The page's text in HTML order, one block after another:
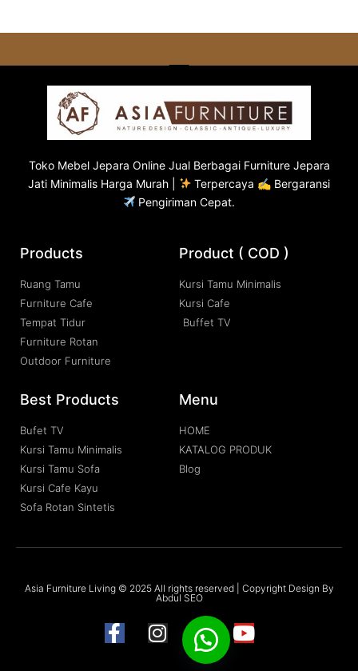
Toko Mebel Jepara Online Jual Berbagai Furniture Jepara
Jati Minimalis Harga Murah |
Terpercaya ✍ Bergaransi
Pengiriman Cepat.
Products
Ruang Tamu
Furniture Cafe
Tempat Tidur
Furniture Rotan
Outdoor Furniture
Product ( COD )
Kursi Tamu Minimalis
Kursi Cafe
Buffet TV
Best Products
Bufet TV
Kursi Tamu Minimalis
Kursi Tamu Sofa
Kursi Cafe Kayu
Sofa Rotan Sintetis
Menu
HOME
KATALOG PRODUK
Blog
Asia Furniture Living © 2025 All rights reserved | Copyright Design By
Abdul SEO